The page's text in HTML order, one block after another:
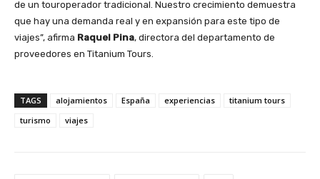
de un touroperador tradicional. Nuestro crecimiento demuestra
que hay una demanda real y en expansión para este tipo de
viajes”, afirma Raquel Pina, directora del departamento de
proveedores en Titanium Tours.
TAGS alojamientos España experiencias
titanium tours
turismo
viajes